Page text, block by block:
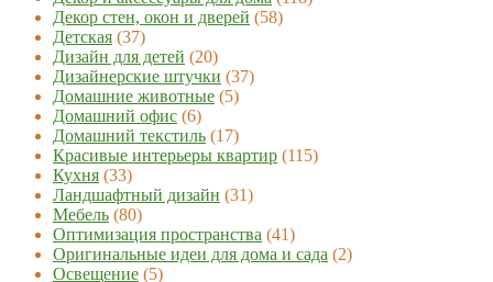
Декор стен, окон и дверей (58)
Детская (37)
Дизайн для детей (20)
Дизайнерские штучки (37)
Домашние животные (5)
Домашний офис (6)
Домашний текстиль (17)
Красивые интерьеры квартир (115)
Кухня (33)
Ландшафтный дизайн (31)
Мебель (80)
Оптимизация пространства (41)
Оригинальные идеи для дома и сада (2)
Освещение (5)